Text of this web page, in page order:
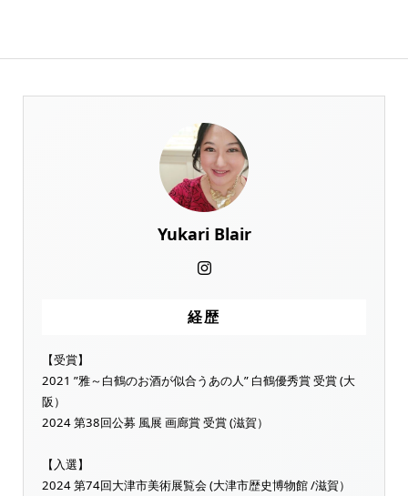
Yukari Blair
経歴
【受賞】
2021 ”雅～白鶴のお酒が似合うあの人” 白鶴優秀賞 受賞 (大
阪）
2024 第38回公募 風展 画廊賞 受賞 (滋賀）
【入選】
2024 第74回大津市美術展覧会 (大津市歴史博物館 /滋賀）